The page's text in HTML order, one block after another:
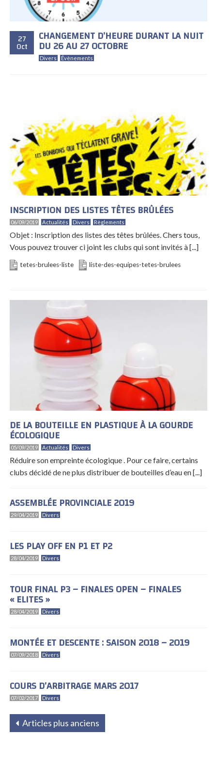
27
Oct
CHANGEMENT D’HEURE DURANT LA NUIT
DU 26 AU 27 OCTOBRE
Divers Évènements
INSCRIPTION DES LISTES TÊTES BRÛLÉES
06/09/2019 Actualités Divers Règlements
Objet : Inscription des listes des têtes brûlées. Chers tous,
Vous pouvez trouver ci joint les clubs qui sont invités à [...]
tetes-brulees-liste liste-des-equipes-tetes-brulees
DE LA BOUTEILLE EN PLASTIQUE À LA GOURDE
ÉCOLOGIQUE
05/09/2019 Actualités Divers
Réduire son empreinte écologique . Pour ce faire, certains
clubs décidé de ne plus distribuer de bouteilles d’eau en [...]
ASSEMBLÉE PROVINCIALE 2019
29/04/2019 Divers
LES PLAY OFF EN P1 ET P2
28/04/2019 Divers
TOUR FINAL P3 – FINALES OPEN – FINALES
« ELITES »
28/04/2019 Divers
MONTÉE ET DESCENTE : SAISON 2018 – 2019
07/09/2018 Divers
COURS D’ARBITRAGE MARS 2017
07/02/2017 Divers
Articles plus anciens